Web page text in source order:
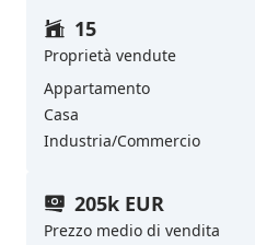
15
Proprietà vendute
Appartamento
Casa
Industria/Commercio
205k EUR
Prezzo medio di vendita